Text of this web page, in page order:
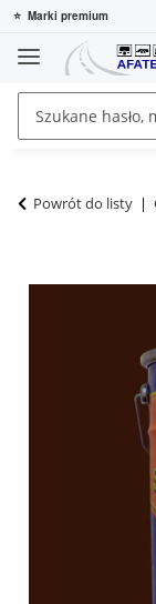
⭐ Marki premium
Powrót do listy